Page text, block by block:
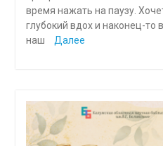
время нажать на паузу.
глубокий вдох и наконец-то
наш
Далее